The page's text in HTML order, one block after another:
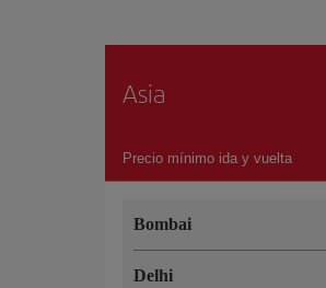
Asia
Precio mínimo ida y vuelta
Bombai
Delhi